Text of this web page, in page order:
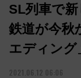
SL列車で
鉄道が今秋
エディング
2021.06.12 06:06